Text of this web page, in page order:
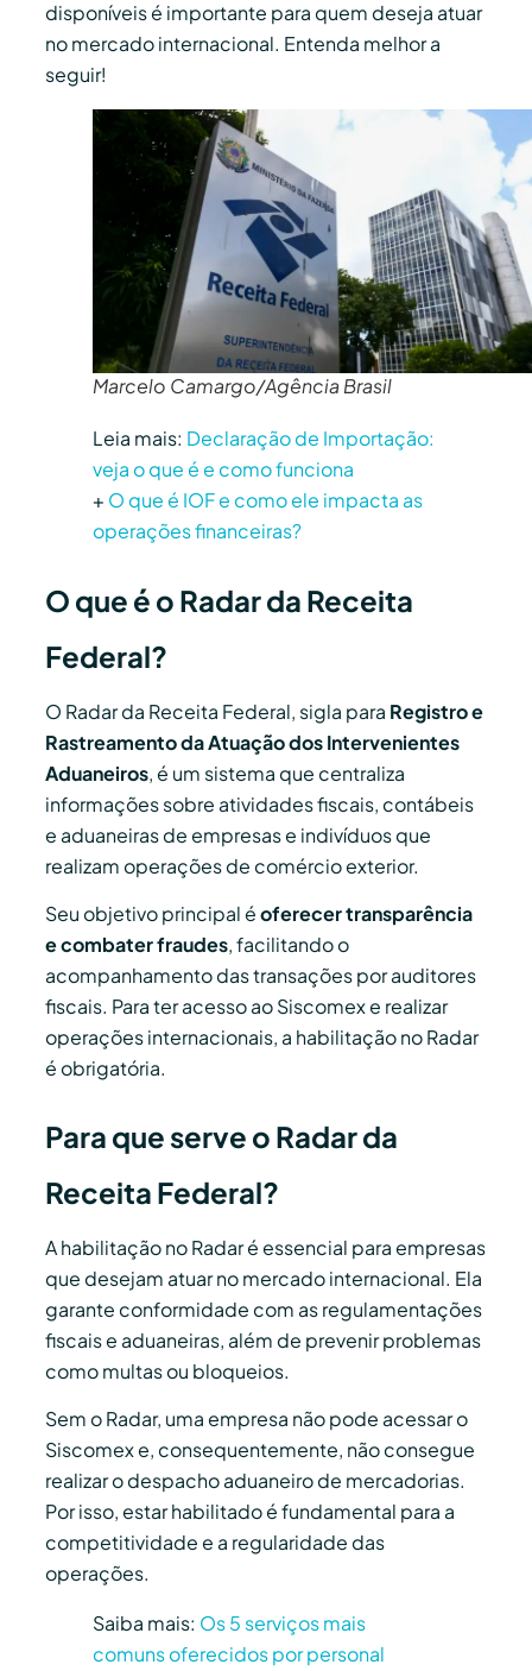
disponíveis é importante para quem deseja atuar
no mercado internacional. Entenda melhor a
seguir!
Marcelo Camargo/Agência Brasil
Leia mais: Declaração de Importação:
veja o que é e como funciona
+ O que é IOF e como ele impacta as
operações financeiras?
O que é o Radar da Receita
Federal?
O Radar da Receita Federal, sigla para Registro e
Rastreamento da Atuação dos Intervenientes
Aduaneiros, é um sistema que centraliza
informações sobre atividades fiscais, contábeis
e aduaneiras de empresas e indivíduos que
realizam operações de comércio exterior.
Seu objetivo principal éoferecer transparência
e combater fraudes, facilitando o
acompanhamento das transações por auditores
fiscais. Para ter acesso ao Siscomex e realizar
operações internacionais, a habilitação no Radar
é obrigatória.
Para que serve o Radar da
Receita Federal?
A habilitação no Radar é essencial para empresas
que desejam atuar no mercado internacional. Ela
garante conformidade com as regulamentações
fiscais e aduaneiras, além de prevenir problemas
como multas ou bloqueios.
Sem o Radar, uma empresa não pode acessar o
Siscomex e, consequentemente, não consegue
realizar o despacho aduaneiro de mercadorias.
Por isso, estar habilitado é fundamental para a
competitividade e a regularidade das
operações.
Saiba mais: Os 5 serviços mais
comuns oferecidos por personal